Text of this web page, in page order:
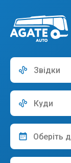
Звідки
Куди